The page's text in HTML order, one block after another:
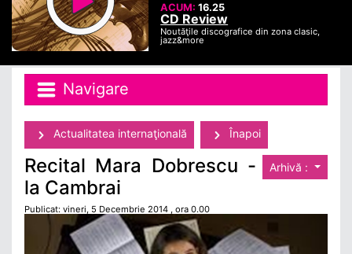
ACUM:16.25
CD Review
Noutăţile discografice din zona clasic,
jazz&more
Navigare
Actualitatea internaţională Înapoi
Arhivă :
Recital Mara Dobrescu -
la Cambrai
Publicat: vineri, 5 Decembrie 2014 , ora 0.00